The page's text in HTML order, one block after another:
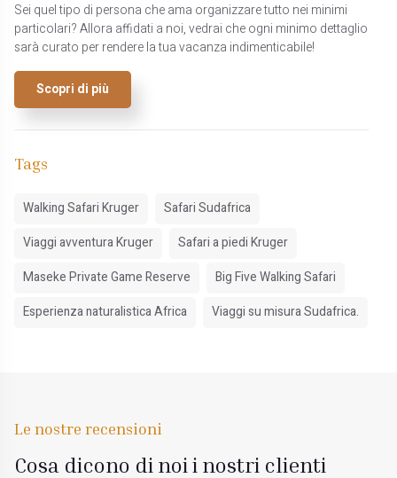
Sei quel tipo di persona che ama organizzare tutto nei minimi
particolari? Allora affidati a noi, vedrai che ogni minimo dettaglio
sarà curato per rendere la tua vacanza indimenticabile!
Scopri di più
Tags
Walking Safari Kruger
Safari Sudafrica
Viaggi avventura Kruger
Safari a piedi Kruger
Maseke Private Game Reserve
Big Five Walking Safari
Esperienza naturalistica Africa
Viaggi su misura Sudafrica.
Le nostre recensioni
Cosa dicono di noi i nostri clienti